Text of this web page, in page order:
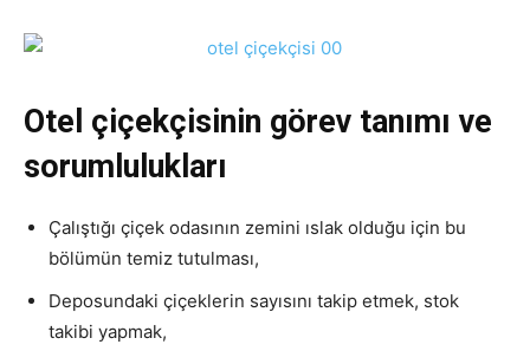
Otel çiçekçisinin görev tanımı ve
sorumlulukları
Çalıştığı çiçek odasının zemini ıslak olduğu için bu
bölümün temiz tutulması,
Deposundaki çiçeklerin sayısını takip etmek, stok
takibi yapmak,